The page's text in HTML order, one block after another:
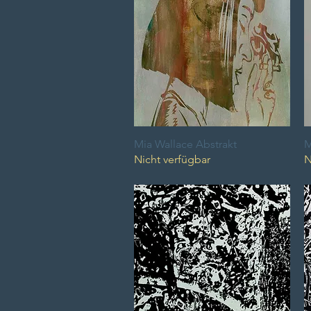
Schnellansicht
Mia Wallace Abstrakt
Nicht verfügbar